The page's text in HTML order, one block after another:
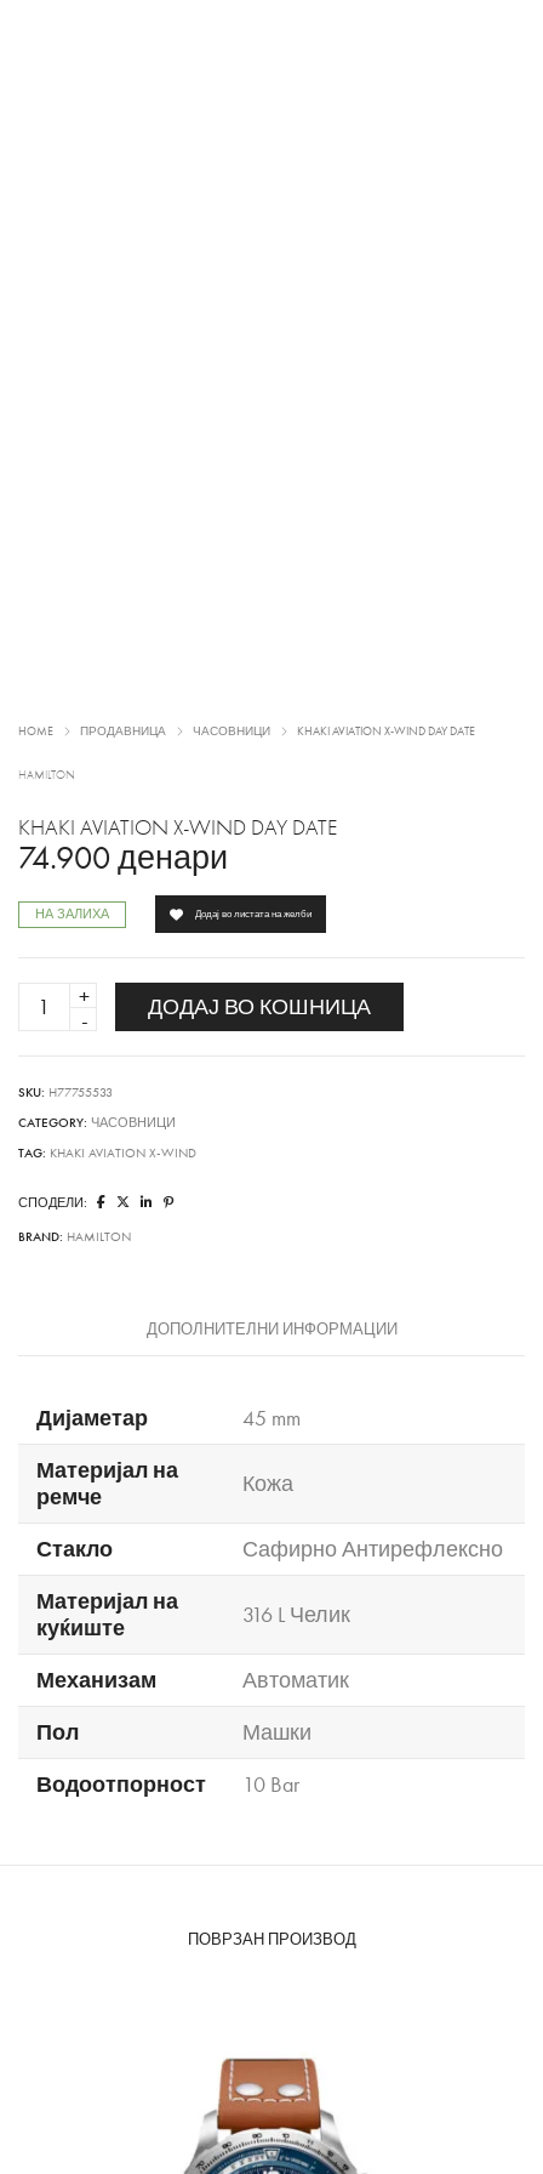
HOME ПРОДАВНИЦА ЧАСОВНИЦИ KHAKI AVIATION X-WIND DAY DATE
HAMILTON
KHAKI AVIATION X-WIND DAY DATE
74.900 денари
НА ЗАЛИХА
KHAKI
AVIATION
DAY
DATE
quantity
ДОДАЈ ВО КОШНИЦА
Додај во листата на желби
SKU: H77755533
CATEGORY: ЧАСОВНИЦИ
TAG: KHAKI AVIATION X-WIND
СПОДЕЛИ:
BRAND: HAMILTON
ДОПОЛНИТЕЛНИ ИНФОРМАЦИИ
Дијаметар
45 mm
Материјал на
ремче
Кожа
Стакло
Сафирно Антирефлексно
Материјал на
куќиште
316 L Челик
Механизам
Автоматик
Пол
Машки
Водоотпорност
10 Bar
ПОВРЗАН ПРОИЗВОД